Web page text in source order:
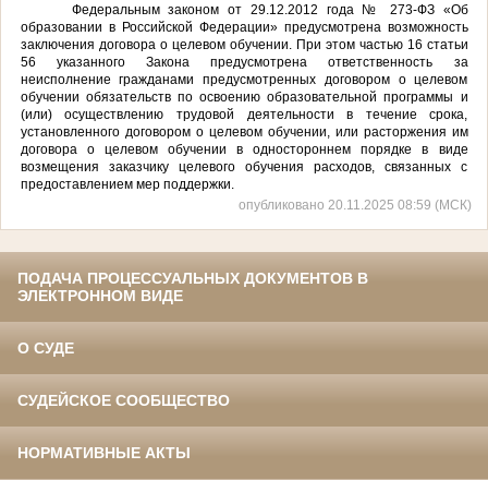
Федеральным законом от 29.12.2012 года № 273-ФЗ «Об
образовании в Российской Федерации» предусмотрена возможность
заключения договора о целевом обучении . При этом частью 16 статьи
56 указанного Закона предусмотрена ответственность за
неисполнение гражданами предусмотренных договором о целевом
обучении обязательств по освоению образовательной программы и
(или) осуществлению трудовой деятельности в течение срока,
установленного договором о целевом обучении, или расторжения им
договора о целевом обучении в одностороннем порядке в виде
возмещения заказчику целевого обучения расходов, связанных с
предоставлением мер поддержки.
опубликовано 20.11.2025 08:59 (МСК)
ПОДАЧА ПРОЦЕССУАЛЬНЫХ ДОКУМЕНТОВ В
ЭЛЕКТРОННОМ ВИДЕ
О СУДЕ
СУДЕЙСКОЕ СООБЩЕСТВО
НОРМАТИВНЫЕ АКТЫ